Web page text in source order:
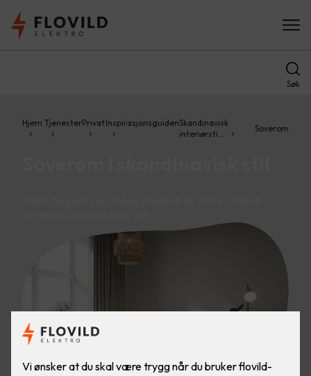
Søk
Hjem TjenesterPrivatInspirasjonsguidenSkandinavisk
interiørsti…
Soverom